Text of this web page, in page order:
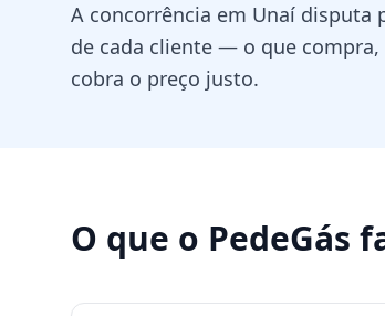
A concorrência em Unaí disputa
de cada cliente — o que
cobra o preço justo.
O que o PedeGás